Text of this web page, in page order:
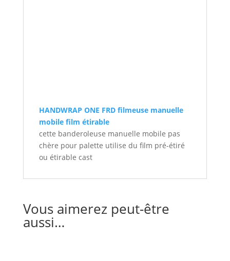
HANDWRAP ONE FRD filmeuse manuelle
mobile film étirable
cette banderoleuse manuelle mobile pas
chère pour palette utilise du film pré-étiré
ou étirable cast
Vous aimerez peut-être
aussi…